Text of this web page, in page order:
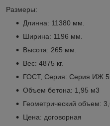
Размеры:
Длинна: 11380 мм.
Ширина: 1196 мм.
Высота: 265 мм.
Вес: 4875 кг.
ГОСТ, Серия: Серия ИЖ
Объем бетона: 1,95 м3
Геометрический объем:
Цена: договорная